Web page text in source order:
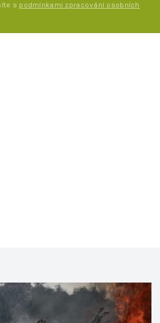
s podmínkami zpracování osobních